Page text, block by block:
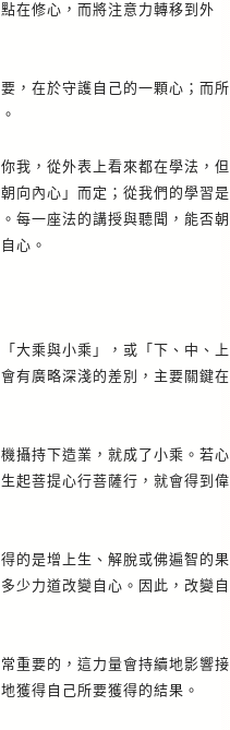
在修心，而將注意力轉移到外
在於守護自己的一顆心；而所
，從外表上看來都在學法，但
向內心」而定；從我們的學習是
每一座法的講授與聽聞，能否朝
心。
乘與小乘」，或「下、中、上
有廣略深淺的差別，主要關鍵在
持下造業，就成了小乘。若心
起菩提心行菩薩行，就會得到偉
是增上生、解脫或佛遍智的果
少力道改變自心。因此，改變自
要的，這力量會持續地影響接
獲得自己所要獲得的結果。